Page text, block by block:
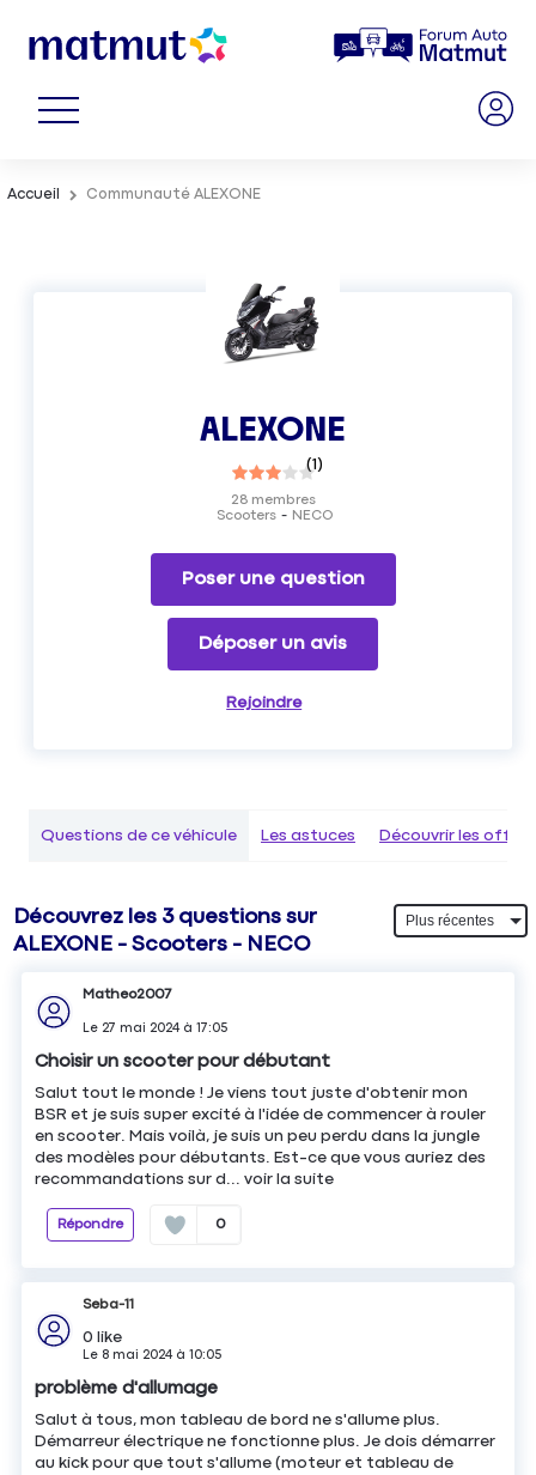
Accueil Communauté ALEXONE
ALEXONE
(1)
Scooters NECO
28membres
Poser une question
Déposer un avis
Rejoindre
Questions de ce véhicule Les astuces Découvrir les
Découvrez les 3 questions sur
ALEXONE - Scooters - NECO
Matheo2007
Le 27 mai 2024à17:05
Choisir un scooter pour débutant
Salut tout le monde ! Je viens tout juste d'obtenir mon
BSR et je suis super excité à l'idée de commencer à rouler
en scooter. Mais voilà, je suis un peu perdu dans la jungle
des modèles pour débutants. Est-ce que vous auriez des
recommandations sur d...voir la suite
Répondre 0
Seba-11
0 like
Le 8 mai 2024à10:05
problème d'allumage
Salut à tous, mon tableau de bord ne s'allume plus.
Démarreur électrique ne fonctionne plus. Je dois démarrer
au kick pour que tout s'allume (moteur et tableau de